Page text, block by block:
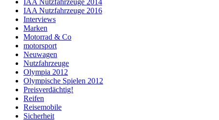
IAA Nutzfahrzeuge 2014
IAA Nutzfahrzeuge 2016
Interviews
Marken
Motorrad & Co
motorsport
Neuwagen
Nutzfahrzeuge
Olympia 2012
Olympische Spielen 2012
Preisverdächtig!
Reifen
Reisemobile
Sicherheit